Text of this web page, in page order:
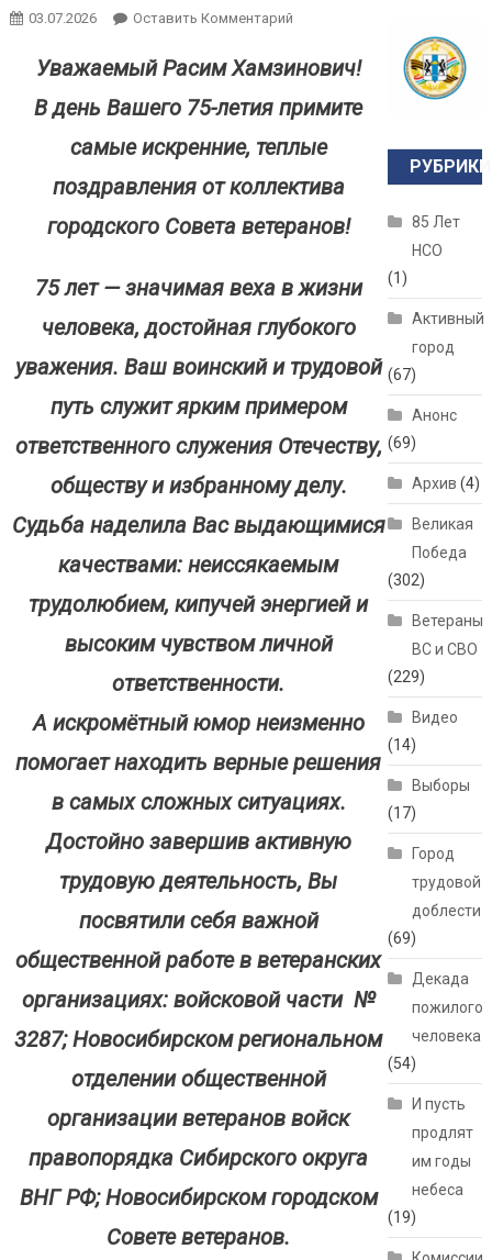
03.07.2026 Оставить Комментарий
Уважаемый Расим Хамзинович!
В день Вашего 75-летия примите
самые искренние, теплые
поздравления от коллектива
городского Совета ветеранов!
75 лет — значимая веха в жизни
человека, достойная глубокого
уважения. Ваш воинский и трудовой
путь служит ярким примером
ответственного служения Отечеству,
обществу и избранному делу.
Судьба наделила Вас выдающимися
качествами: неиссякаемым
трудолюбием, кипучей энергией и
высоким чувством личной
ответственности.
А искромётный юмор неизменно
помогает находить верные решения
в самых сложных ситуациях.
Достойно завершив активную
трудовую деятельность, Вы
посвятили себя важной
общественной работе в ветеранских
организациях: войсковой части №
3287; Новосибирском региональном
отделении общественной
организации ветеранов войск
правопорядка Сибирского округа
ВНГ РФ; Новосибирском городском
Cовете ветеранов.
РУБРИКИ
85 Лет
НСО
(1)
Активный
город
(67)
Анонс
(69)
Архив (4)
Великая
Победа
(302)
Ветераны
ВС и СВО
(229)
Видео
(14)
Выборы
(17)
Город
трудовой
доблести
(69)
Декада
пожилого
человека
(54)
И пусть
продлят
им годы
небеса
(19)